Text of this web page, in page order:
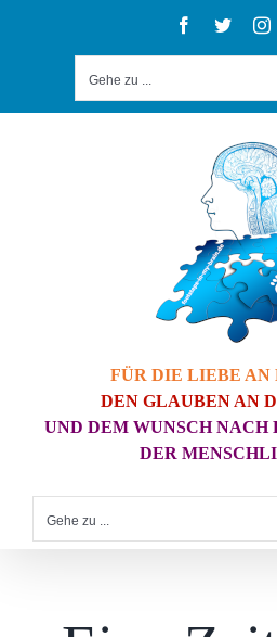
Facebook
Twitter
Gehe zu ...
FÜR DIE LIEBE AN
DEN GLAUBEN AN
UND DEM WUNSCH
DER
Gehe zu ...